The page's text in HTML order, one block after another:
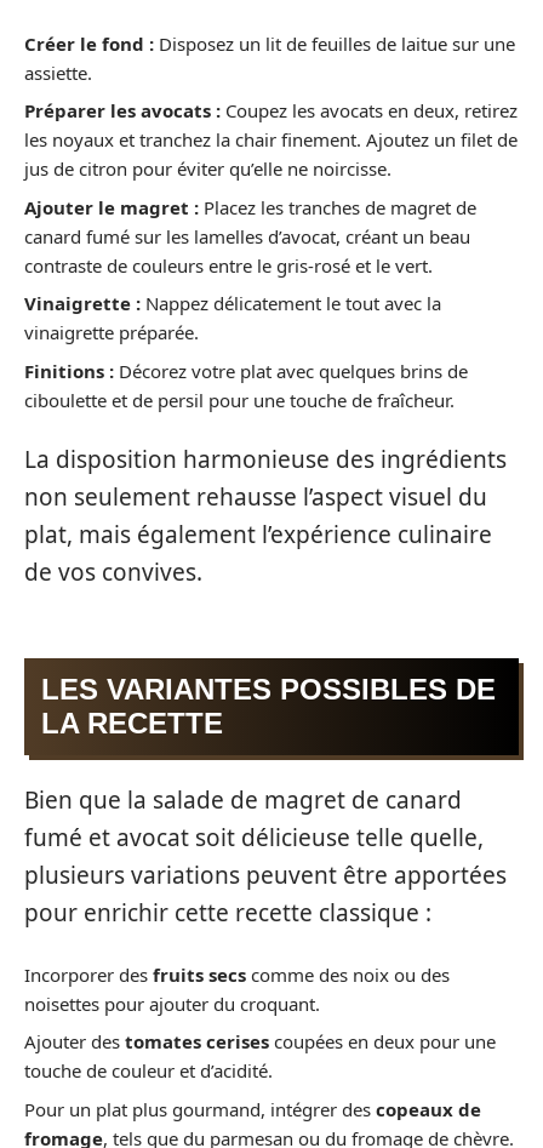
Créer le fond : Disposez un lit de feuilles de laitue sur une
assiette.
Préparer les avocats : Coupez les avocats en deux, retirez
les noyaux et tranchez la chair finement. Ajoutez un filet de
jus de citron pour éviter qu’elle ne noircisse.
Ajouter le magret : Placez les tranches de magret de
canard fumé sur les lamelles d’avocat, créant un beau
contraste de couleurs entre le gris-rosé et le vert.
Vinaigrette : Nappez délicatement le tout avec la
vinaigrette préparée.
Finitions : Décorez votre plat avec quelques brins de
ciboulette et de persil pour une touche de fraîcheur.
La disposition harmonieuse des ingrédients
non seulement rehausse l’aspect visuel du
plat, mais également l’expérience culinaire
de vos convives.
LES VARIANTES POSSIBLES DE
LA RECETTE
Bien que la salade de magret de canard
fumé et avocat soit délicieuse telle quelle,
plusieurs variations peuvent être apportées
pour enrichir cette recette classique :
Incorporer des fruits secs comme des noix ou des
noisettes pour ajouter du croquant.
Ajouter des tomates cerises coupées en deux pour une
touche de couleur et d’acidité.
Pour un plat plus gourmand, intégrer des copeaux de
fromage, tels que du parmesan ou du fromage de chèvre.